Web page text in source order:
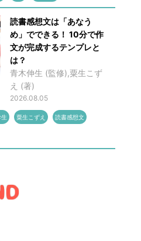
読書感想文は「あなう
め」でできる！ 10分で作
文が完成するテンプレと
は？
青木伸生 (監修),粟生こず
え (著)
2026.08.05
粟生こずえ 読書感想文